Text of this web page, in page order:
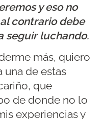
y eso no
contrario debe
seguir luchando.
más, quiero
una de estas
que
de donde no lo
experiencias y